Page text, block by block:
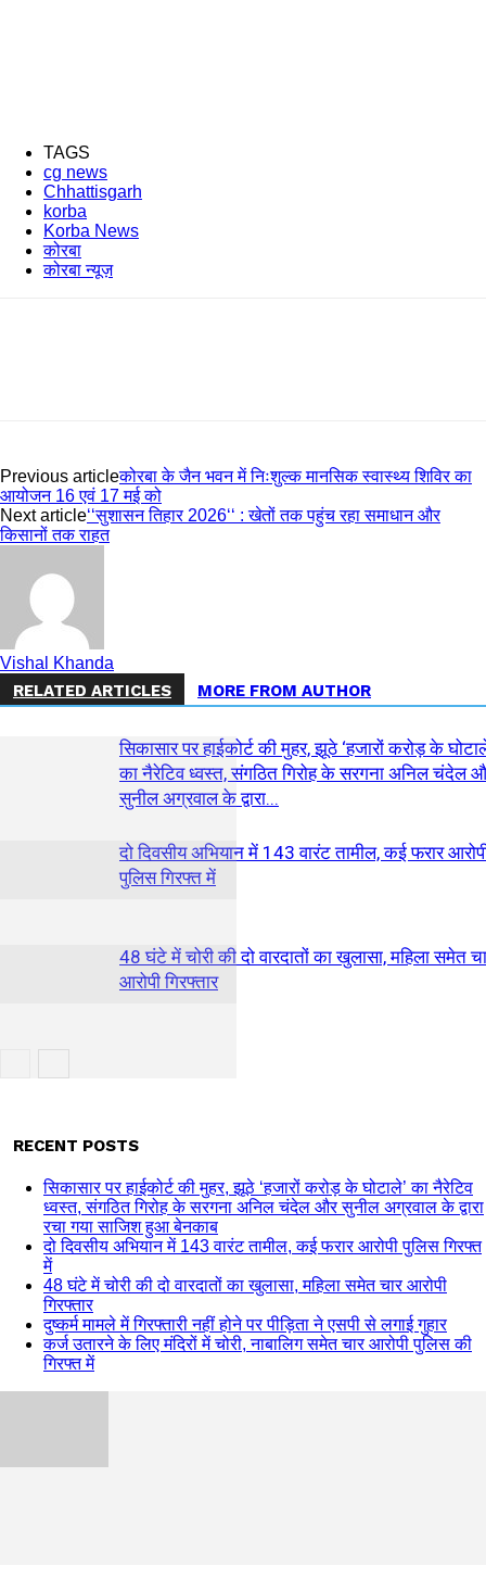
TAGS
cg news
Chhattisgarh
korba
Korba News
कोरबा
कोरबा न्यूज़
Previous articleकोरबा के जैन भवन में निःशुल्क मानसिक स्वास्थ्य शिविर का
आयोजन 16 एवं 17 मई को
Next article‘‘सुशासन तिहार 2026‘‘ : खेतों तक पहुंच रहा समाधान और
किसानों तक राहत
Vishal Khanda
RELATED ARTICLES MORE FROM AUTHOR
सिकासार पर हाईकोर्ट की मुहर, झूठे ‘हजारों करोड़ के
का नैरेटिव ध्वस्त, संगठित गिरोह के सरगना अनिल चंदेल
सुनील अग्रवाल के द्वारा...
दो दिवसीय अभियान में 143 वारंट तामील, कई फरार
पुलिस गिरफ्त में
48 घंटे में चोरी की दो वारदातों का खुलासा, महिला समेत
आरोपी गिरफ्तार
RECENT POSTS
सिकासार पर हाईकोर्ट की मुहर, झूठे ‘हजारों करोड़ के घोटाले’ का नैरेटिव
ध्वस्त, संगठित गिरोह के सरगना अनिल चंदेल और सुनील अग्रवाल के द्वारा
रचा गया साजिश हुआ बेनकाब
दो दिवसीय अभियान में 143 वारंट तामील, कई फरार आरोपी पुलिस गिरफ्त
में
48 घंटे में चोरी की दो वारदातों का खुलासा, महिला समेत चार आरोपी
गिरफ्तार
दुष्कर्म मामले में गिरफ्तारी नहीं होने पर पीड़िता ने एसपी से लगाई गुहार
कर्ज उतारने के लिए मंदिरों में चोरी, नाबालिग समेत चार आरोपी पुलिस की
गिरफ्त में